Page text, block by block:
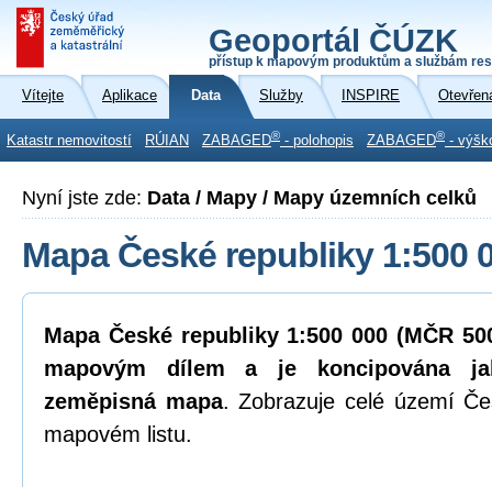
Geoportál ČÚZK
přístup k mapovým produktům a službám
Vítejte Aplikace Data Služby INSPIRE
Katastr nemovitostí RÚIAN ZABAGED® - polohopis ZABAGED® -
Nyní jste zde: Data / Mapy / Mapy územních celků
Mapa České republiky 1:500
Mapa České republiky 1:500 000 (MČR
mapovým dílem a je koncipována
zeměpisná mapa. Zobrazuje celé území
mapovém listu.